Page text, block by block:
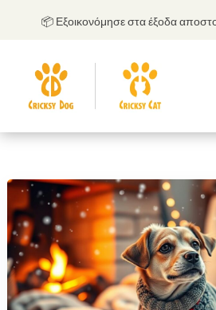
📦 Εξοικονόμησε στα έξοδα αποστολής